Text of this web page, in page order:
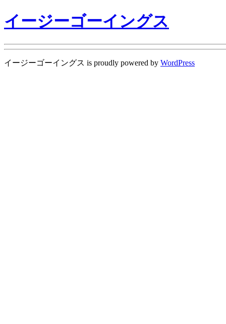
イージーゴーイングス
イージーゴーイングス is proudly powered by WordPress